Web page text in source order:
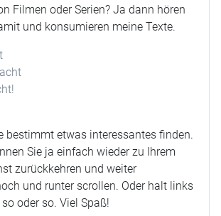
Filmen oder Serien? Ja dann hören
und konsumieren meine Texte.
bestimmt etwas interessantes finden.
Sie ja einfach wieder zu Ihrem
zurückkehren und weiter
und runter scrollen. Oder halt links
oder so. Viel Spaß!